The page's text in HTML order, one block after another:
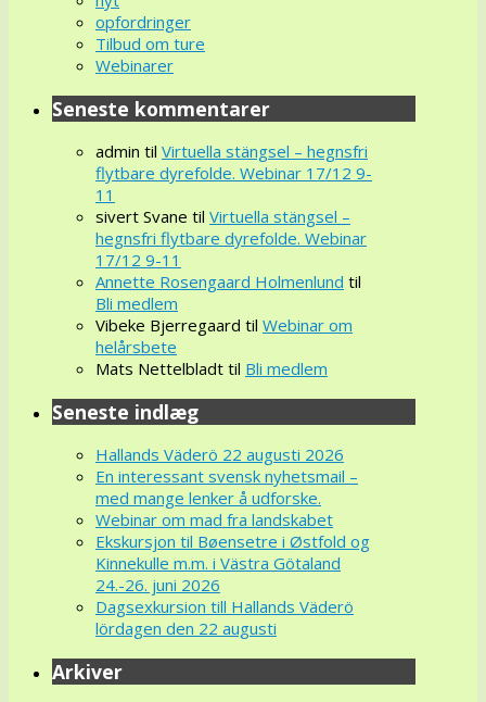
opfordringer
Tilbud om ture
Webinarer
Seneste kommentarer
admin til Virtuella stängsel – hegnsfri
flytbare dyrefolde. Webinar 17/12 9-
11
sivert Svane til Virtuella stängsel –
hegnsfri flytbare dyrefolde. Webinar
17/12 9-11
Annette Rosengaard Holmenlund til
Bli medlem
Vibeke Bjerregaard til Webinar om
helårsbete
Mats Nettelbladt til Bli medlem
Seneste indlæg
Hallands Väderö 22 augusti 2026
En interessant svensk nyhetsmail –
med mange lenker å udforske.
Webinar om mad fra landskabet
Ekskursjon til Bøensetre i Østfold og
Kinnekulle m.m. i Västra Götaland
24.-26. juni 2026
Dagsexkursion till Hallands Väderö
lördagen den 22 augusti
Arkiver